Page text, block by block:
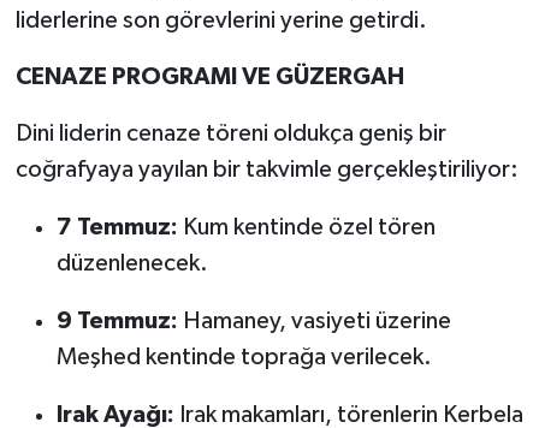
liderlerine son görevlerini yerine getirdi.
CENAZE PROGRAMI VE GÜZERGAH
Dini liderin cenaze töreni oldukça geniş bir
coğrafyaya yayılan bir takvimle gerçekleştiriliyor:
7 Temmuz: Kum kentinde özel tören
düzenlenecek.
9 Temmuz: Hamaney, vasiyeti üzerine
Meşhed kentinde toprağa verilecek.
Irak Ayağı: Irak makamları, törenlerin Kerbela